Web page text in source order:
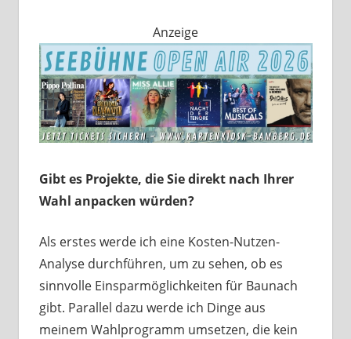
Anzeige
Gibt es Projekte, die Sie direkt nach Ihrer
Wahl anpacken würden?
Als erstes werde ich eine Kosten-Nutzen-
Analyse durchführen, um zu sehen, ob es
sinnvolle Einsparmöglichkeiten für Baunach
gibt. Parallel dazu werde ich Dinge aus
meinem Wahlprogramm umsetzen, die kein